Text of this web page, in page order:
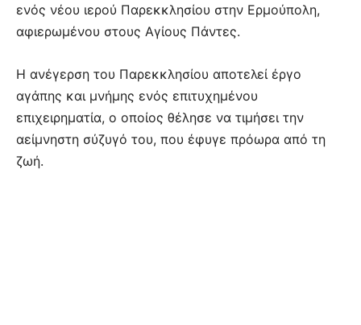
ενός νέου ιερού Παρεκκλησίου στην Ερμούπολη,
αφιερωμένου στους Αγίους Πάντες.
Η ανέγερση του Παρεκκλησίου αποτελεί έργο
αγάπης και μνήμης ενός επιτυχημένου
επιχειρηματία, ο οποίος θέλησε να τιμήσει την
αείμνηστη σύζυγό του, που έφυγε πρόωρα από τη
ζωή.